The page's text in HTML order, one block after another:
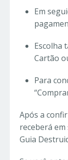
Em
Escolha
Cartão
Para
Após a
receberá
Guia